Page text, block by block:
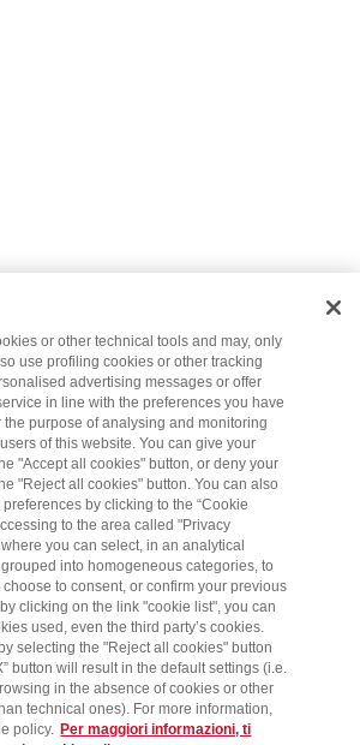
or other technical tools and may, only
use profiling cookies or other tracking
advertising messages or offer
in line with the preferences you have
the purpose of analysing and monitoring
of this website. You can give your
"Accept all cookies" button, or deny your
"Reject all cookies" button. You can also
by clicking to the “Cookie
to the area called "Privacy
you can select, in an analytical
into homogeneous categories, to
to consent, or confirm your previous
clicking on the link "cookie list", you can
used, even the third party’s cookies.
selecting the "Reject all cookies" button
button will result in the default settings (i.e.
in the absence of cookies or other
technical ones). For more information,
policy. Per maggiori informazioni, ti